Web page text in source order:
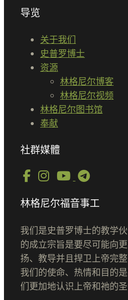
导览
关于我们
史普罗博士
资源
林格尼尔博客
林格尼尔视频
林格尼尔图书馆
奉献
社群媒體
林格尼尔福音事工
我们是史普罗博士的教学
的成立宗旨是要尽可能向
扬、教导并且捍卫上帝完整
我们的使命、热情和目的
们更加地认识上帝和祂的圣